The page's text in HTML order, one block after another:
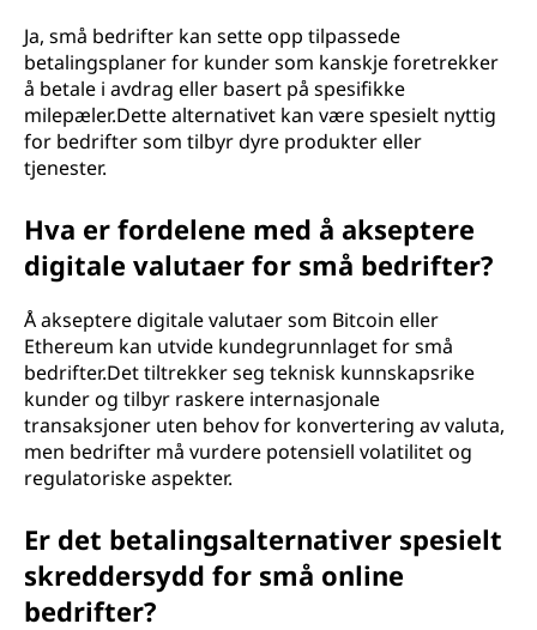
Ja, små bedrifter kan sette opp tilpassede
betalingsplaner for kunder som kanskje foretrekker
å betale i avdrag eller basert på spesifikke
milepæler.Dette alternativet kan være spesielt nyttig
for bedrifter som tilbyr dyre produkter eller
tjenester.
Hva er fordelene med å akseptere
digitale valutaer for små bedrifter?
Å akseptere digitale valutaer som Bitcoin eller
Ethereum kan utvide kundegrunnlaget for små
bedrifter.Det tiltrekker seg teknisk kunnskapsrike
kunder og tilbyr raskere internasjonale
transaksjoner uten behov for konvertering av valuta,
men bedrifter må vurdere potensiell volatilitet og
regulatoriske aspekter.
Er det betalingsalternativer spesielt
skreddersydd for små online
bedrifter?